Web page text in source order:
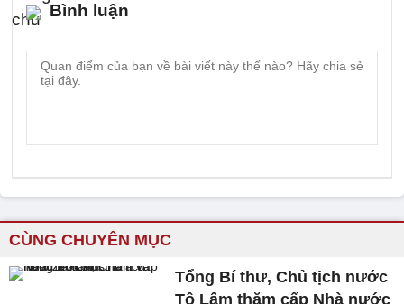
Bình luận
CÙNG CHUYÊN MỤC
Tổng Bí thư, Chủ tịch nước
Tô Lâm thăm cấp Nhà nước